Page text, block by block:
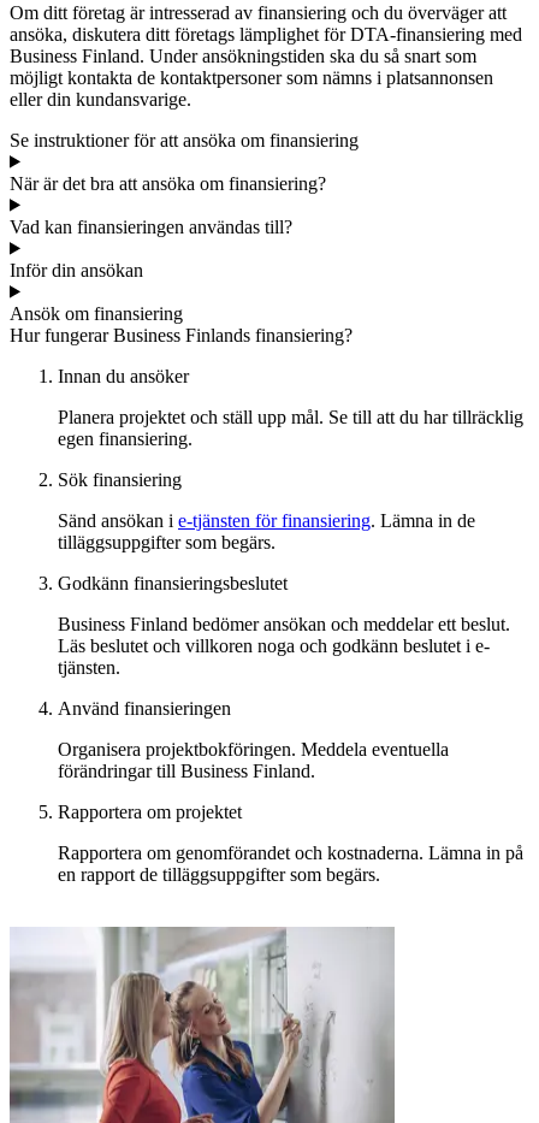
Om ditt företag är intresserad av finansiering och du överväger att
ansöka, diskutera ditt företags lämplighet för DTA-finansiering med
Business Finland. Under ansökningstiden ska du så snart som
möjligt kontakta de kontaktpersoner som nämns i platsannonsen
eller din kundansvarige.
Se instruktioner för att ansöka om finansiering
När är det bra att ansöka om finansiering?
Vad kan finansieringen användas till?
Inför din ansökan
Ansök om finansiering
Hur fungerar Business Finlands finansiering?
Innan du ansöker
Planera projektet och ställ upp mål. Se till att du har tillräcklig
egen finansiering.
Sök finansiering
Sänd ansökan i e-tjänsten för finansiering. Lämna in de
tilläggsuppgifter som begärs.
Godkänn finansieringsbeslutet
Business Finland bedömer ansökan och meddelar ett beslut.
Läs beslutet och villkoren noga och godkänn beslutet i e-
tjänsten.
Använd finansieringen
Organisera projektbokföringen. Meddela eventuella
förändringar till Business Finland.
Rapportera om projektet
Rapportera om genomförandet och kostnaderna. Lämna in på
en rapport de tilläggsuppgifter som begärs.